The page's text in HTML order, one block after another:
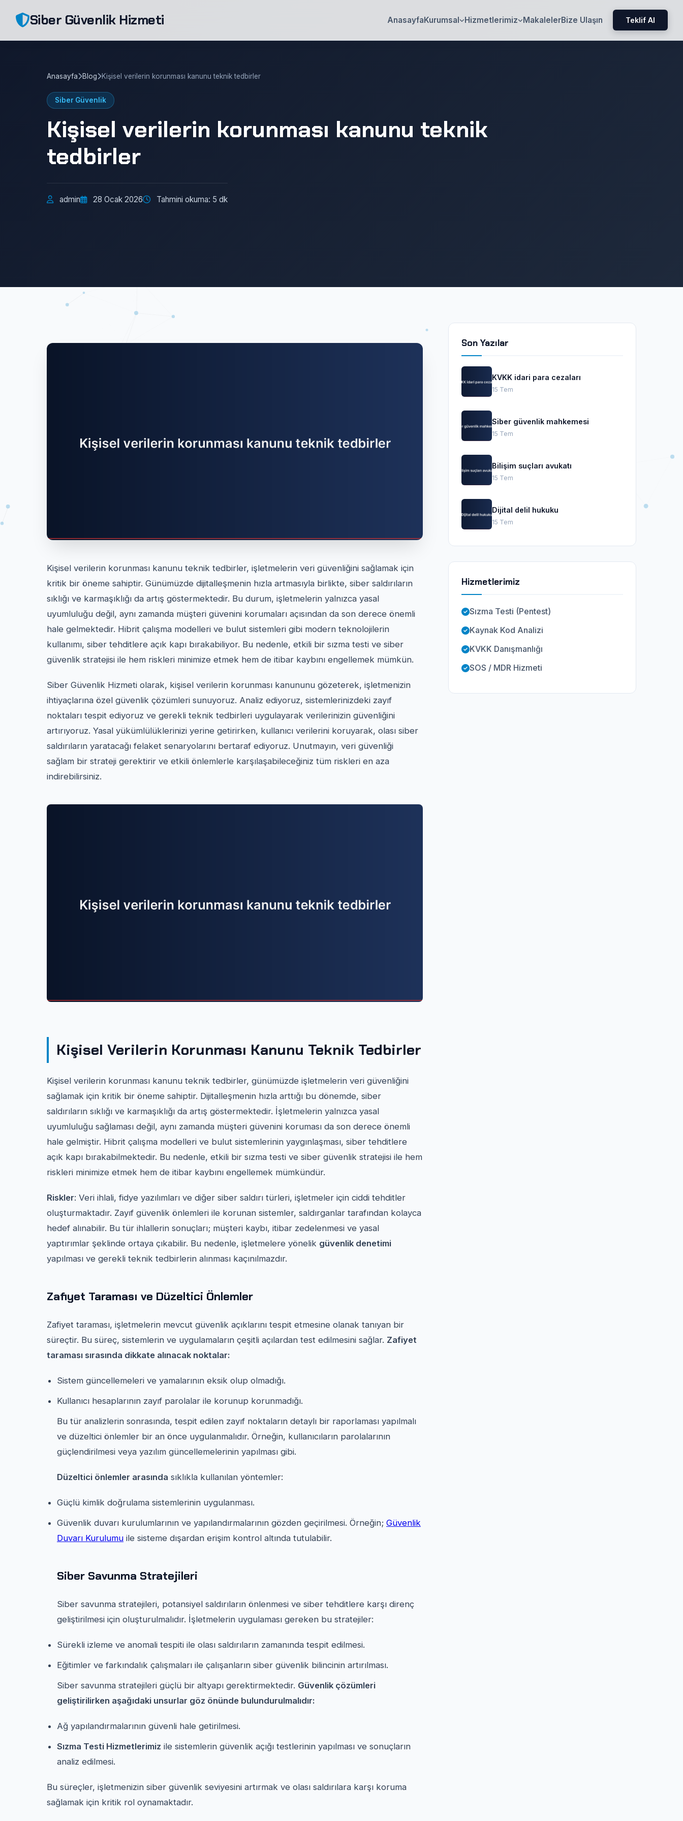
Siber Güvenlik Hizmeti AnasayfaKurumsal Hizmetlerimiz MakalelerBize Ulaşın Teklif Al
Anasayfa Blog Kişisel verilerin korunması kanunu teknik tedbirler
Siber Güvenlik
Kişisel verilerin korunması kanunu teknik
tedbirler
admin 28 Ocak 2026 Tahmini okuma: 5 dk
Kişisel verilerin korunması kanunu teknik tedbirler, işletmelerin veri güvenliğini sağlamak için
kritik bir öneme sahiptir. Günümüzde dijitalleşmenin hızla artmasıyla birlikte, siber saldırıların
sıklığı ve karmaşıklığı da artış göstermektedir. Bu durum, işletmelerin yalnızca yasal
uyumluluğu değil, aynı zamanda müşteri güvenini korumaları açısından da son derece önemli
hale gelmektedir. Hibrit çalışma modelleri ve bulut sistemleri gibi modern teknolojilerin
kullanımı, siber tehditlere açık kapı bırakabiliyor. Bu nedenle, etkili bir sızma testi ve siber
güvenlik stratejisi ile hem riskleri minimize etmek hem de itibar kaybını engellemek mümkün.
Siber Güvenlik Hizmeti olarak, kişisel verilerin korunması kanununu gözeterek, işletmenizin
ihtiyaçlarına özel güvenlik çözümleri sunuyoruz. Analiz ediyoruz, sistemlerinizdeki zayıf
noktaları tespit ediyoruz ve gerekli teknik tedbirleri uygulayarak verilerinizin güvenliğini
artırıyoruz. Yasal yükümlülüklerinizi yerine getirirken, kullanıcı verilerini koruyarak, olası siber
saldırıların yaratacağı felaket senaryolarını bertaraf ediyoruz. Unutmayın, veri güvenliği
sağlam bir strateji gerektirir ve etkili önlemlerle karşılaşabileceğiniz tüm riskleri en aza
indirebilirsiniz.
Kişisel Verilerin Korunması Kanunu Teknik Tedbirler
Kişisel verilerin korunması kanunu teknik tedbirler, günümüzde işletmelerin veri güvenliğini
sağlamak için kritik bir öneme sahiptir. Dijitalleşmenin hızla arttığı bu dönemde, siber
saldırıların sıklığı ve karmaşıklığı da artış göstermektedir. İşletmelerin yalnızca yasal
uyumluluğu sağlaması değil, aynı zamanda müşteri güvenini koruması da son derece önemli
hale gelmiştir. Hibrit çalışma modelleri ve bulut sistemlerinin yaygınlaşması, siber tehditlere
açık kapı bırakabilmektedir. Bu nedenle, etkili bir sızma testi ve siber güvenlik stratejisi ile hem
riskleri minimize etmek hem de itibar kaybını engellemek mümkündür.
Riskler: Veri ihlali, fidye yazılımları ve diğer siber saldırı türleri, işletmeler için ciddi tehditler
oluşturmaktadır. Zayıf güvenlik önlemleri ile korunan sistemler, saldırganlar tarafından kolayca
hedef alınabilir. Bu tür ihlallerin sonuçları; müşteri kaybı, itibar zedelenmesi ve yasal
yaptırımlar şeklinde ortaya çıkabilir. Bu nedenle, işletmelere yönelik güvenlik denetimi
yapılması ve gerekli teknik tedbirlerin alınması kaçınılmazdır.
Zafiyet Taraması ve Düzeltici Önlemler
Zafiyet taraması, işletmelerin mevcut güvenlik açıklarını tespit etmesine olanak tanıyan bir
süreçtir. Bu süreç, sistemlerin ve uygulamaların çeşitli açılardan test edilmesini sağlar. Zafiyet
taraması sırasında dikkate alınacak noktalar:
Sistem güncellemeleri ve yamalarının eksik olup olmadığı.
Kullanıcı hesaplarının zayıf parolalar ile korunup korunmadığı.
Bu tür analizlerin sonrasında, tespit edilen zayıf noktaların detaylı bir raporlaması yapılmalı
ve düzeltici önlemler bir an önce uygulanmalıdır. Örneğin, kullanıcıların parolalarının
güçlendirilmesi veya yazılım güncellemelerinin yapılması gibi.
Düzeltici önlemler arasında sıklıkla kullanılan yöntemler:
Güçlü kimlik doğrulama sistemlerinin uygulanması.
Güvenlik duvarı kurulumlarının ve yapılandırmalarının gözden geçirilmesi. Örneğin; Güvenlik
Duvarı Kurulumu ile sisteme dışardan erişim kontrol altında tutulabilir.
Siber Savunma Stratejileri
Siber savunma stratejileri, potansiyel saldırıların önlenmesi ve siber tehditlere karşı direnç
geliştirilmesi için oluşturulmalıdır. İşletmelerin uygulaması gereken bu stratejiler:
Sürekli izleme ve anomali tespiti ile olası saldırıların zamanında tespit edilmesi.
Eğitimler ve farkındalık çalışmaları ile çalışanların siber güvenlik bilincinin artırılması.
Siber savunma stratejileri güçlü bir altyapı gerektirmektedir. Güvenlik çözümleri
geliştirilirken aşağıdaki unsurlar göz önünde bulundurulmalıdır:
Ağ yapılandırmalarının güvenli hale getirilmesi.
Sızma Testi Hizmetlerimiz ile sistemlerin güvenlik açığı testlerinin yapılması ve sonuçların
analiz edilmesi.
Bu süreçler, işletmenizin siber güvenlik seviyesini artırmak ve olası saldırılara karşı koruma
sağlamak için kritik rol oynamaktadır.
Son Yazılar
KVKK idari para cezaları
15 Tem
Siber güvenlik mahkemesi
15 Tem
Bilişim suçları avukatı
15 Tem
Dijital delil hukuku
15 Tem
Hizmetlerimiz
Sızma Testi (Pentest)
Kaynak Kod Analizi
KVKK Danışmanlığı
SOS / MDR Hizmeti